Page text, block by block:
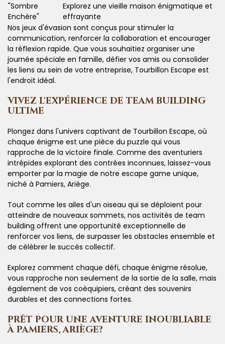
"Sombre
Enchère"
Explorez une vieille maison énigmatique et
effrayante
Nos jeux d'évasion sont conçus pour stimuler la
communication, renforcer la collaboration et encourager
la réflexion rapide. Que vous souhaitiez organiser une
journée spéciale en famille, défier vos amis ou consolider
les liens au sein de votre entreprise, Tourbillon Escape est
l'endroit idéal.
VIVEZ L'EXPÉRIENCE DE TEAM BUILDING
ULTIME
Plongez dans l'univers captivant de Tourbillon Escape, où
chaque énigme est une pièce du puzzle qui vous
rapproche de la victoire finale. Comme des aventuriers
intrépides explorant des contrées inconnues, laissez-vous
emporter par la magie de notre escape game unique,
niché à Pamiers, Ariège.
Tout comme les ailes d'un oiseau qui se déploient pour
atteindre de nouveaux sommets, nos activités de team
building offrent une opportunité exceptionnelle de
renforcer vos liens, de surpasser les obstacles ensemble et
de célébrer le succès collectif.
Explorez comment chaque défi, chaque énigme résolue,
vous rapproche non seulement de la sortie de la salle, mais
également de vos coéquipiers, créant des souvenirs
durables et des connections fortes.
PRÊT POUR UNE AVENTURE INOUBLIABLE
À PAMIERS, ARIÈGE?